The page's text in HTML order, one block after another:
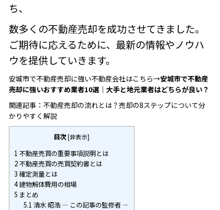
ち、
数多くの不動産売却を成功させてきました。
ご期待に応えるために、最新の情報やノウハ
ウを提供していきます。
安城市で不動産売却に強い不動産会社はこちら→安城市で不動産
売却に強いおすすめ業者10選｜大手と地元業者はどちらが良い？
関連記事： 不動産売却の流れとは？売却の8ステップについて分
かりやすく解説
目次[非表示]
1 不動産売買の重要事項説明とは
2不動産売買の売買契約書とは
3 確定測量とは
4建物解体費用の相場
5 まとめ
5.1 清水 昭浩 ― この記事の監修者 ―